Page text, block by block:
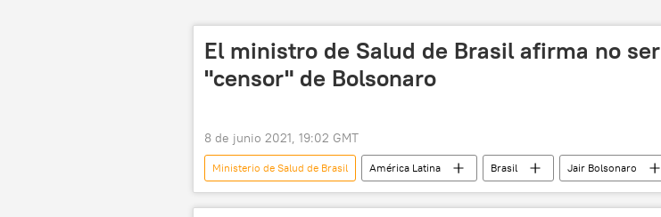
El ministro de Salud de Brasil afirma no ser
"censor" de Bolsonaro
8 de junio 2021, 19:02 GMT
Ministerio de Salud de Brasil América Latina Brasil Jair Bolsonaro
COVID-19